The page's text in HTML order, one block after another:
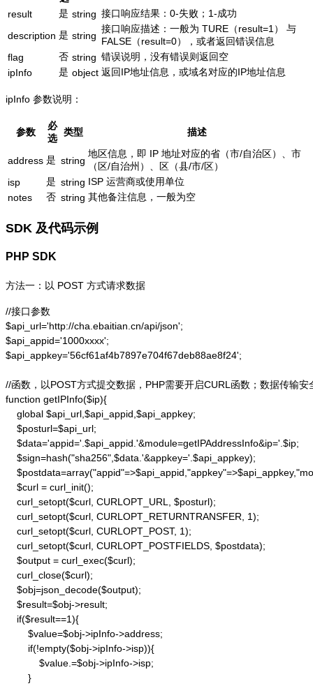
result
是 string 接口响应结果：0-失败；1-成功
description 是 string
接口响应描述：一般为 TURE（result=1） 与
FALSE（result=0），或者返回错误信息
flag
否 string 错误说明，没有错误则返回空
ipInfo
是 object 返回IP地址信息，或域名对应的IP地址信息
ipInfo 参数说明：
参数
必
选
类型 描述
address 是 string
地区信息，即 IP 地址对应的省（市/自治区）、市
（区/自治州）、区（县/市/区）
isp
是 string ISP 运营商或使用单位
notes
否 string 其他备注信息，一般为空
SDK 及代码示例
PHP SDK
方法一：以 POST 方式请求数据
//接口参数
$api_url='http://cha.ebaitian.cn/api/json';
$api_appid='1000xxxx';
$api_appkey='56cf61af4b7897e704f67deb88ae8f24';
//函数，以POST方式提交数据，PHP需要开启CURL函数；数据传输安
function getIPInfo($ip){
    global $api_url,$api_appid,$api_appkey;
    $posturl=$api_url;
    $data='appid='.$api_appid.'&module=getIPAddressInfo&ip='.$ip;
    $sign=hash("sha256",$data.'&appkey='.$api_appkey);
    $curl = curl_init();
    curl_setopt($curl, CURLOPT_URL, $posturl);
    curl_setopt($curl, CURLOPT_RETURNTRANSFER, 1);
    curl_setopt($curl, CURLOPT_POST, 1);
    curl_setopt($curl, CURLOPT_POSTFIELDS, $postdata);
    $output = curl_exec($curl);
    curl_close($curl);
    $obj=json_decode($output);
    $result=$obj->result;
    if($result==1){
        $value=$obj->ipInfo->address;
        if(!empty($obj->ipInfo->isp)){
            $value.=$obj->ipInfo->isp;
        }